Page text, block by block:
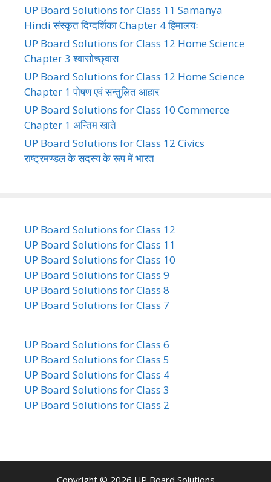
UP Board Solutions for Class 11 Samanya
Hindi संस्कृत दिग्दर्शिका Chapter 4 हिमालयः
UP Board Solutions for Class 12 Home Science
Chapter 3 श्वासोच्छ्वास
UP Board Solutions for Class 12 Home Science
Chapter 1 पोषण एवं सन्तुलित आहार
UP Board Solutions for Class 10 Commerce
Chapter 1 अन्तिम खाते
UP Board Solutions for Class 12 Civics
राष्ट्रमण्डल के सदस्य के रूप में भारत
UP Board Solutions for Class 12
UP Board Solutions for Class 11
UP Board Solutions for Class 10
UP Board Solutions for Class 9
UP Board Solutions for Class 8
UP Board Solutions for Class 7
UP Board Solutions for Class 6
UP Board Solutions for Class 5
UP Board Solutions for Class 4
UP Board Solutions for Class 3
UP Board Solutions for Class 2